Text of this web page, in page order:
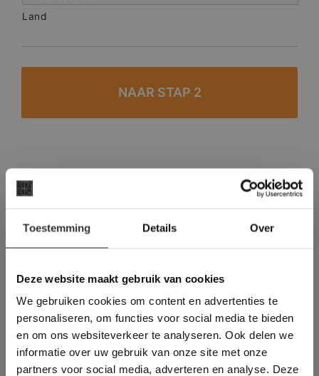
Toestemming Details Over
Deze website maakt gebruik van cookies
We gebruiken cookies om content en advertenties te
personaliseren, om functies voor social media te bieden
en om ons websiteverkeer te analyseren. Ook delen we
informatie over uw gebruik van onze site met onze
partners voor social media, adverteren en analyse. Deze
Land
#1 in de categorie vloeren op Trustpilot
Binnen 24 uur een passende offerte
Meer dan 500 m2 showroom
Deze website maakt
gebruik van cookies.
This Cookie Banner was deleted and is no
longer working. Please contact the website
administrator.
Deze website gebruikt cookies om de
gebruikerservaring te verbeteren. Door
gebruik te maken van onze website geeft u
toestemming voor alle cookies in
overeenstemming met ons cookiebeleid.Lees